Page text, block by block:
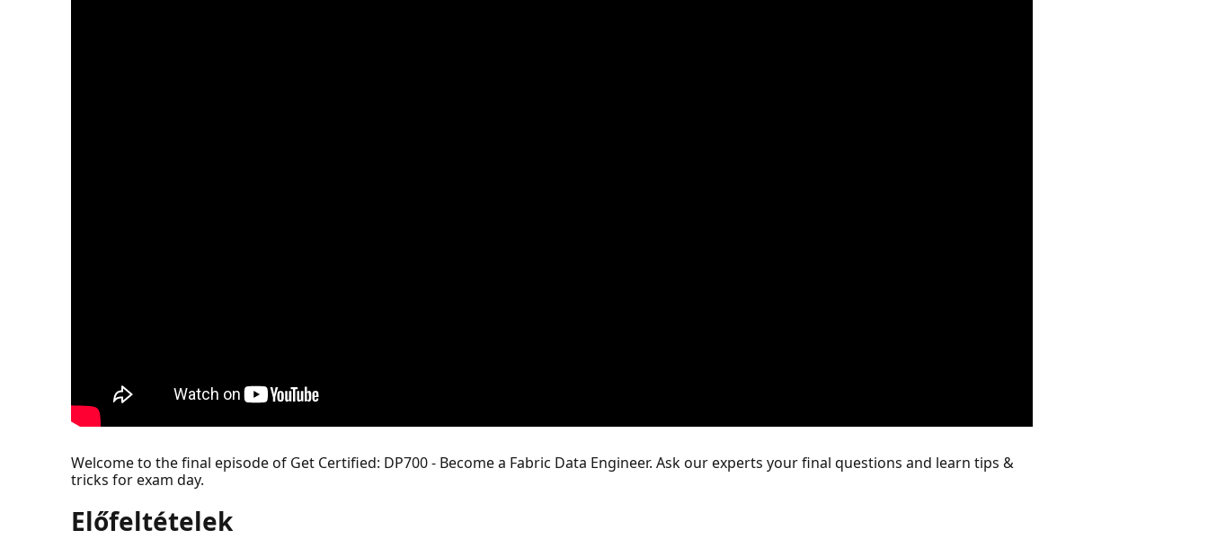
Welcome to the final episode of Get Certified: DP700 - Become a Fabric Data Engineer. Ask our experts your final questions and learn tips &
tricks for exam day.
Előfeltételek